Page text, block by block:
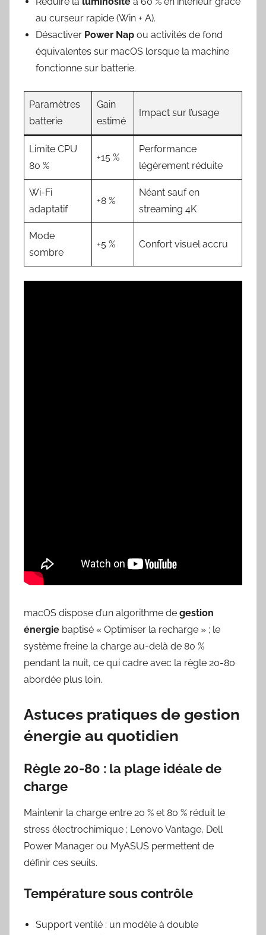
au curseur rapide (Win + A).
Désactiver Power Nap ou activités de fond
équivalentes sur macOS lorsque la machine
fonctionne sur batterie.
Paramètres
batterie
Gain
estimé
Impact sur l’usage
Limite CPU
80 %
+15 %
Performance
légèrement réduite
Wi-Fi
adaptatif
+8 %
Néant sauf en
streaming 4K
Mode
sombre
+5 % Confort visuel accru
macOS dispose d’un algorithme de gestion
énergie baptisé « Optimiser la recharge » ; le
système freine la charge au-delà de 80 %
pendant la nuit, ce qui cadre avec la règle 20-80
abordée plus loin.
Astuces pratiques de gestion
énergie au quotidien
Règle 20-80 : la plage idéale de
charge
Maintenir la charge entre 20 % et 80 % réduit le
stress électrochimique ; Lenovo Vantage, Dell
Power Manager ou MyASUS permettent de
définir ces seuils.
Température sous contrôle
Support ventilé : un modèle à double